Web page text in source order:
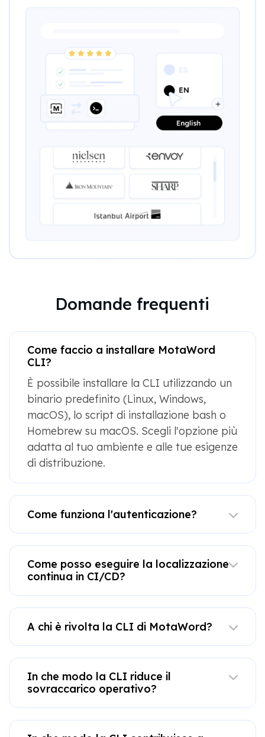
Domande frequenti
Come faccio a installare MotaWord
CLI?
È possibile installare la CLI utilizzando un
binario predefinito (Linux, Windows,
macOS), lo script di installazione bash o
Homebrew su macOS. Scegli l'opzione più
adatta al tuo ambiente e alle tue esigenze
di distribuzione.
Come funziona l'autenticazione?
Come posso eseguire la localizzazione
continua in CI/CD?
A chi è rivolta la CLI di MotaWord?
In che modo la CLI riduce il
sovraccarico operativo?